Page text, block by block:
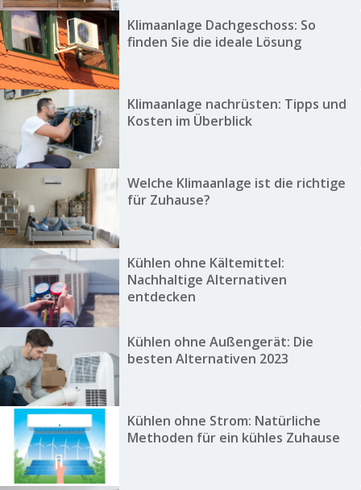
Klimaanlage Dachgeschoss: So
finden Sie die ideale Lösung
Klimaanlage nachrüsten: Tipps und
Kosten im Überblick
Welche Klimaanlage ist die richtige
für Zuhause?
Kühlen ohne Kältemittel:
Nachhaltige Alternativen
entdecken
Kühlen ohne Außengerät: Die
besten Alternativen 2023
Kühlen ohne Strom: Natürliche
Methoden für ein kühles Zuhause